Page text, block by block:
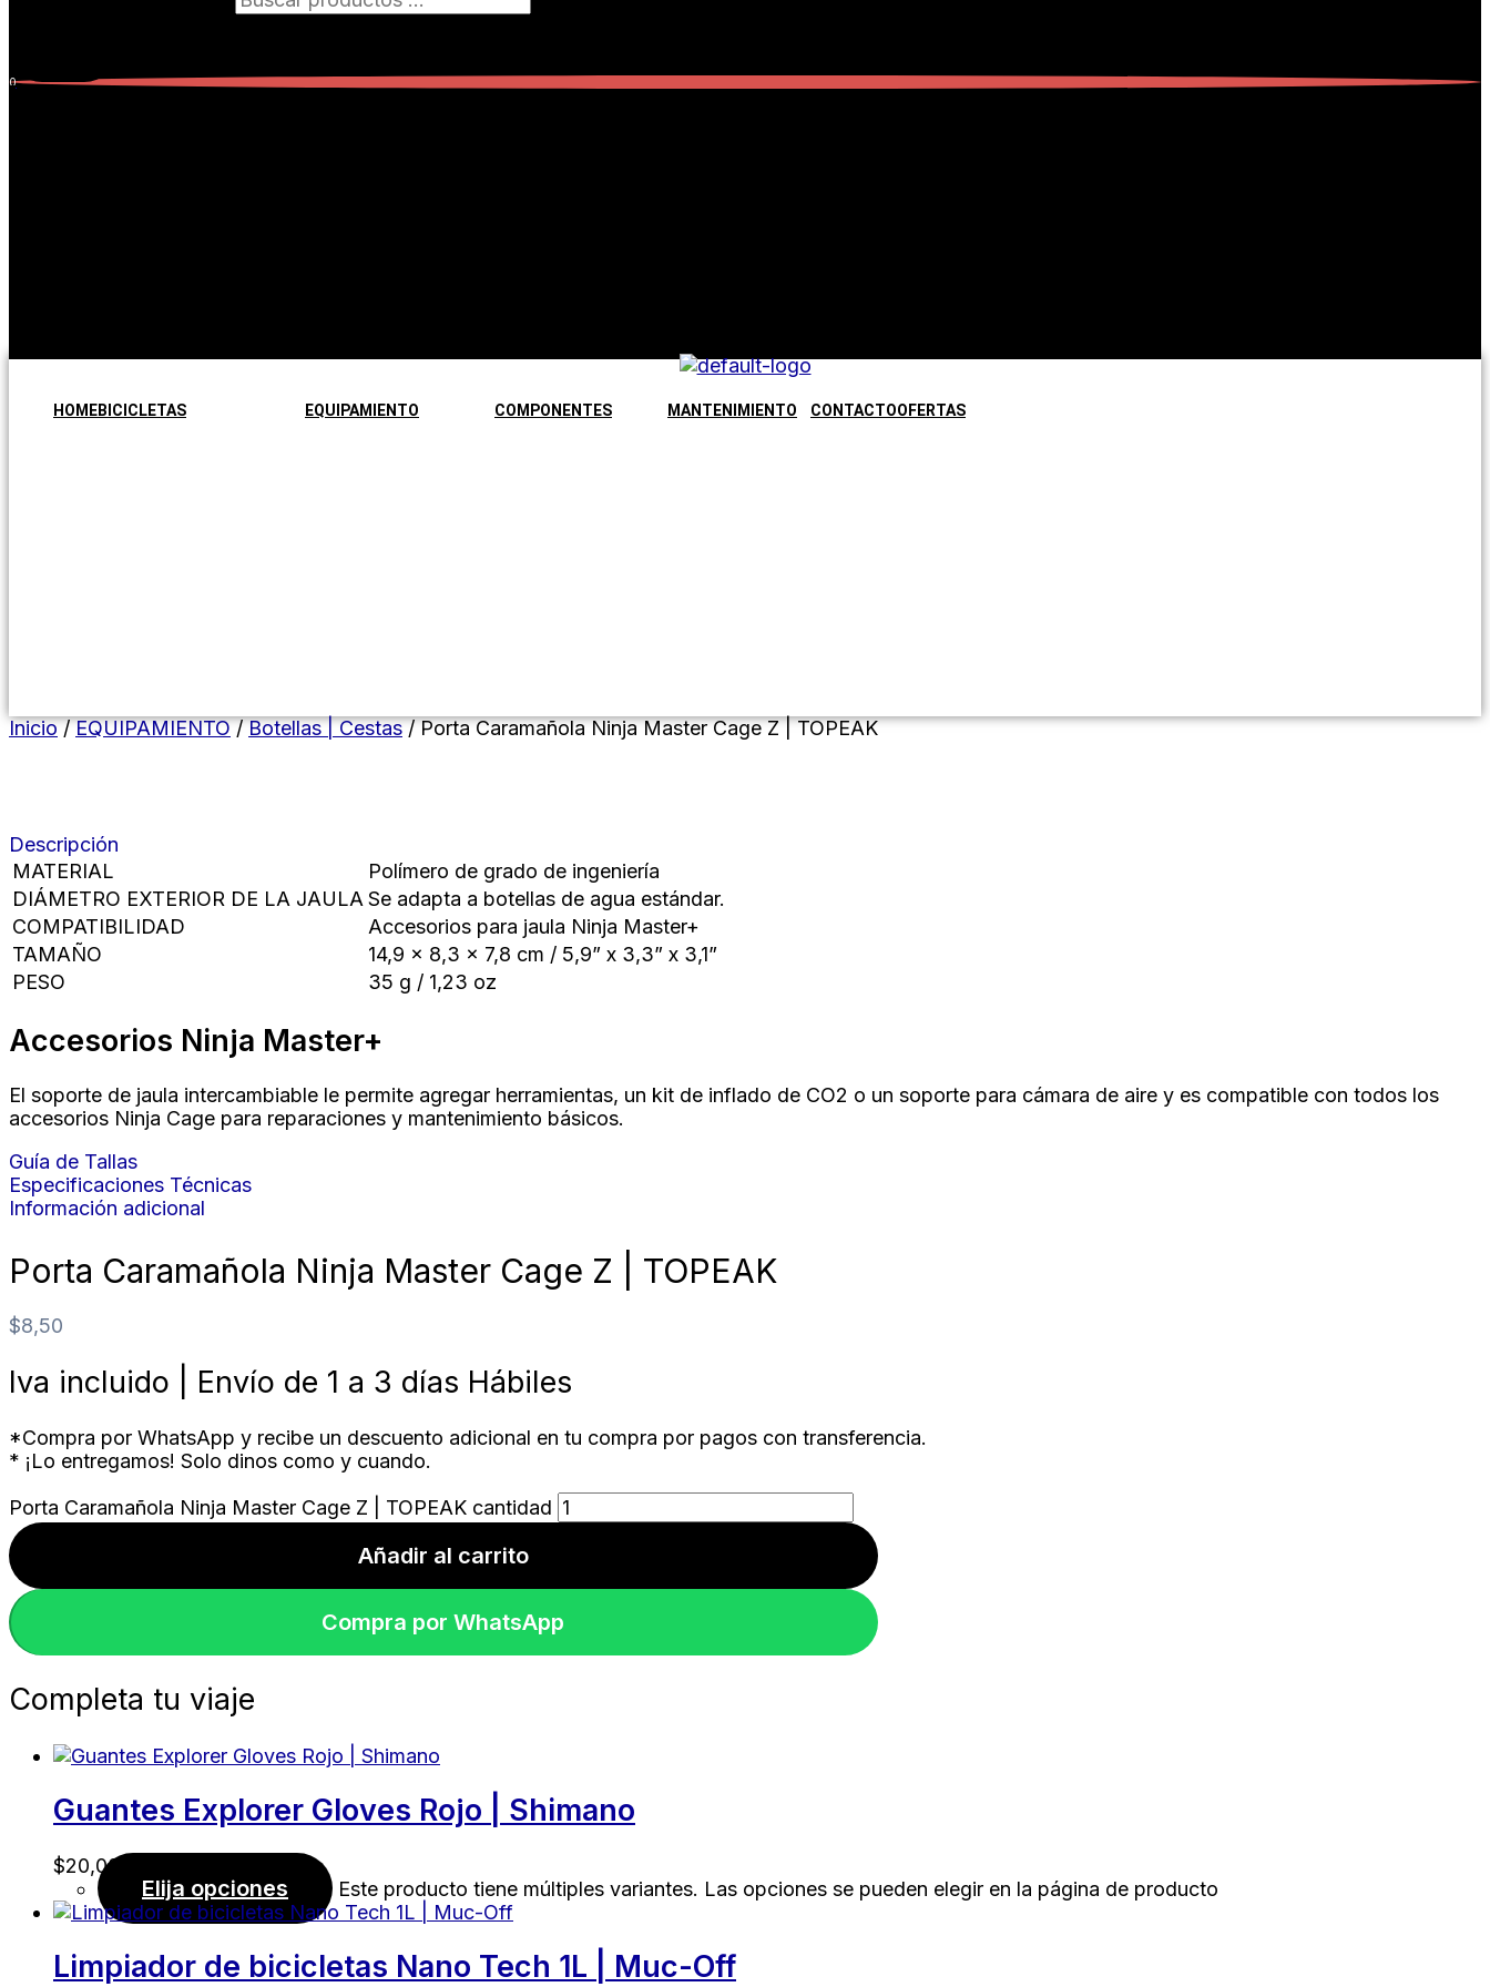
0
HOMEBICICLETAS EQUIPAMIENTO COMPONENTES MANTENIMIENTO CONTACTOOFERTAS
Inicio/EQUIPAMIENTO/Botellas | Cestas/ Porta Caramañola Ninja Master Cage Z | TOPEAK
Descripción
MATERIAL
Polímero de grado de ingeniería
DIÁMETRO EXTERIOR DE LA JAULASe adapta a botellas de agua estándar.
COMPATIBILIDAD
Accesorios para jaula Ninja Master+
TAMAÑO
14,9 x 8,3 x 7,8 cm / 5,9” x 3,3” x 3,1”
PESO
35 g / 1,23 oz
Accesorios Ninja Master+
El soporte de jaula intercambiable le permite agregar herramientas, un kit de inflado de CO2 o un soporte para cámara de aire y es compatible con todos los
accesorios Ninja Cage para reparaciones y mantenimiento básicos.
Guía de Tallas
Especificaciones Técnicas
Información adicional
Porta Caramañola Ninja Master Cage Z | TOPEAK
$8,50
Iva incluido | Envío de 1 a 3 días Hábiles
*Compra por WhatsApp y recibe un descuento adicional en tu compra por pagos con transferencia.
* ¡Lo entregamos! Solo dinos como y cuando.
Porta Caramañola Ninja Master Cage Z | TOPEAK cantidad
Añadir al carrito
Compra por WhatsApp
Completa tu viaje
Guantes Explorer Gloves Rojo | Shimano
$20,00
Elija opciones Este producto tiene múltiples variantes. Las opciones se pueden elegir en la página de producto
Limpiador de bicicletas Nano Tech 1L | Muc-Off